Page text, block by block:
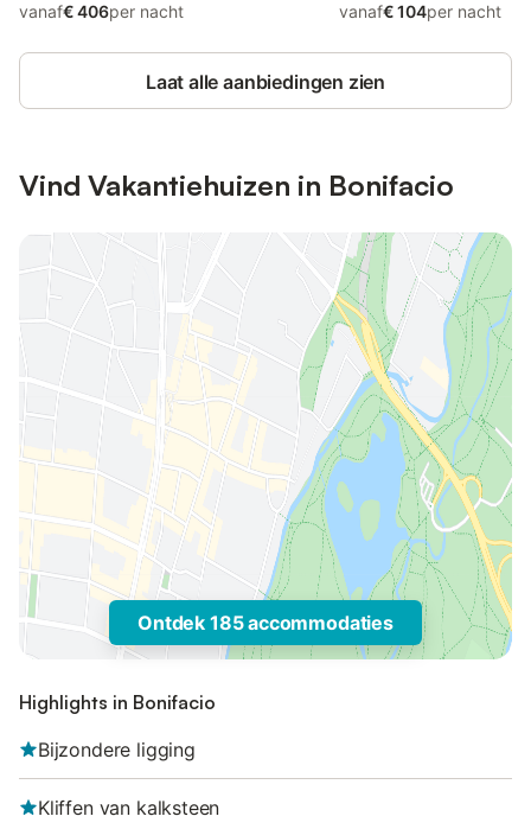
vanaf€ 406per nacht vanaf€ 104per nacht
Laat alle aanbiedingen zien
Vind Vakantiehuizen in Bonifacio
Ontdek 185 accommodaties
Highlights in Bonifacio
Bijzondere ligging
Kliffen van kalksteen